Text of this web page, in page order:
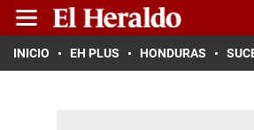
INICIO EH PLUS HONDURAS